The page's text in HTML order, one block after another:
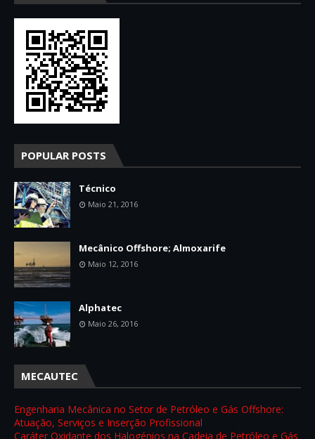
POPULAR POSTS
Técnico
Maio 21, 2016
Mecânico Offshore; Almoxarife
Maio 12, 2016
Alphatec
Maio 26, 2016
MECAUTEC
Engenharia Mecânica no Setor de Petróleo e Gás Offshore:
Atuação, Serviços e Inserção Profissional
Caráter Oxidante dos Halogénios na Cadeia de Petróleo e Gás